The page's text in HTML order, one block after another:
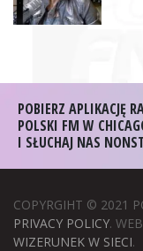
POBIERZ APLIKACJĘ
POLSKI FM W
I SŁUCHAJ NAS
COPYRGIHT © 2021
PRIVACY POLICY.
WIZERUNEK W SIECI.